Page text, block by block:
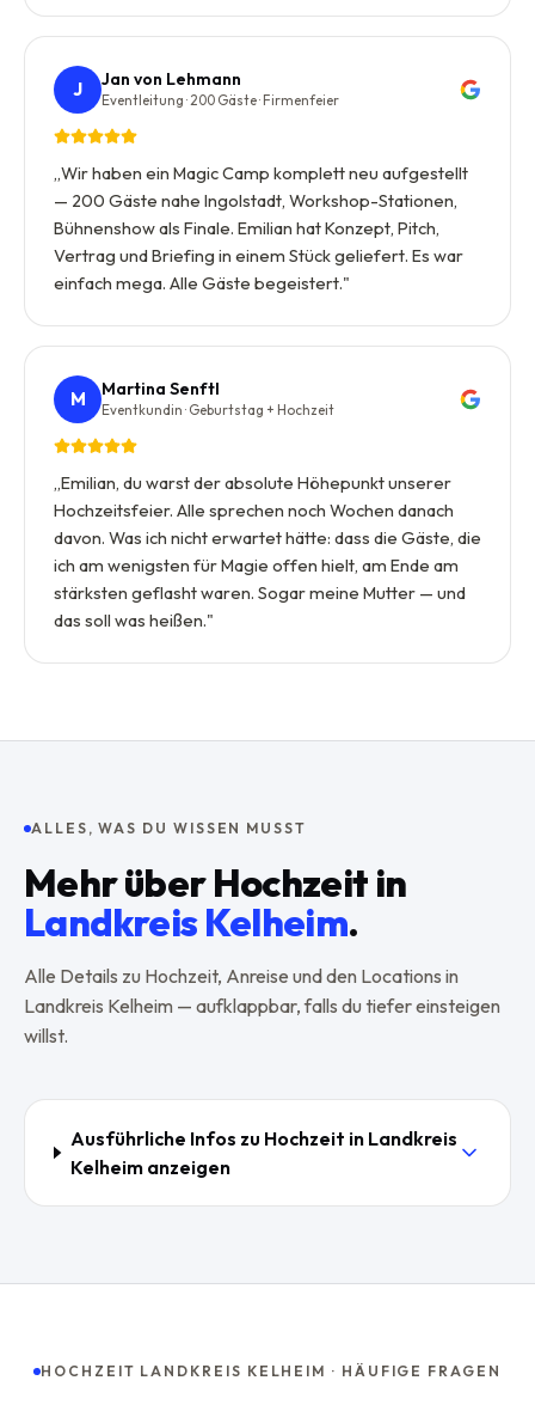
J Jan von Lehmann
Eventleitung · 200 Gäste · Firmenfeier
„Wir haben ein Magic Camp komplett neu aufgestellt
— 200 Gäste nahe Ingolstadt, Workshop-Stationen,
Bühnenshow als Finale. Emilian hat Konzept, Pitch,
Vertrag und Briefing in einem Stück geliefert. Es war
einfach mega. Alle Gäste begeistert."
M Martina Senftl
Eventkundin · Geburtstag + Hochzeit
„Emilian, du warst der absolute Höhepunkt unserer
Hochzeitsfeier. Alle sprechen noch Wochen danach
davon. Was ich nicht erwartet hätte: dass die Gäste, die
ich am wenigsten für Magie offen hielt, am Ende am
stärksten geflasht waren. Sogar meine Mutter — und
das soll was heißen."
ALLES, WAS DU WISSEN MUSST
Mehr überHochzeit in
Landkreis Kelheim.
Alle Details zu Hochzeit, Anreise und den Locations in
Landkreis Kelheim — aufklappbar, falls du tiefer einsteigen
willst.
Ausführliche Infos zu Hochzeit in Landkreis
Kelheimanzeigen
HOCHZEIT LANDKREIS KELHEIM · HÄUFIGE FRAGEN